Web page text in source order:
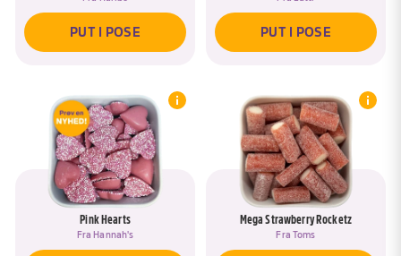
PUT I POSE PUT I POSE
Pink Hearts
Fra Hannah's
Mega Strawberry Rocketz
Fra Toms